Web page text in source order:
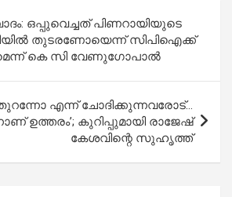
ഒപ്പുവെച്ചത് പിണറായിയുടെ
തുടരണോയെന്ന് സിപിഐക്ക്
കെ സി വേണുഗോപാൽ
എന്ന് ചോദിക്കുന്നവരോട്…
ഉത്തരം’; കുറിപ്പുമായി രാജേഷ്
കേശവിന്റെ സുഹൃത്ത്